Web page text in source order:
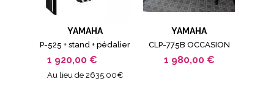
YAMAHA
P-525 + stand + pédalier
1 920,00 €
Au lieu de 2635.00€
YAMAHA
CLP-775B OCCASION
1 980,00 €